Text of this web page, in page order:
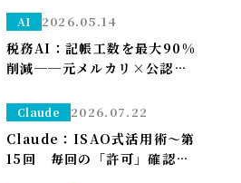
AI 2026.05.14
税務AI：記帳工数を最大90%
削減──元メルカリ×公認会
Zeimee、半年後の本格投入
Claude 2026.07.22
Claude：ISAO式活用術～第
15回 毎回の「許可」確認が